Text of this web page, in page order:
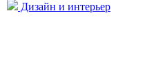
Дизайн и интерьер